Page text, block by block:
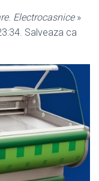
. Electrocasnice»
Salveaza ca